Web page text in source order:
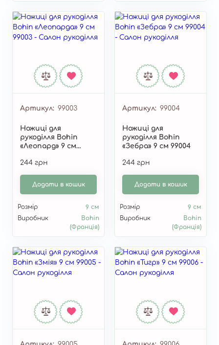
Артикул 99003
Ножиці для
рукоділля Bohin
«Леопард» 9 см
244 грн
Додати в кошик
Розмір
9 см
Виробник
Bohin
(Франція)
Артикул 99004
Ножиці для
рукоділля Bohin
«Зебра» 9 см 99004
244 грн
Додати в кошик
Розмір
9 см
Виробник
Bohin
(Франція)